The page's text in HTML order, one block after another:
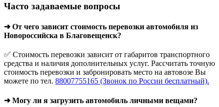
Часто задаваемые вопросы
➜ От чего зависит стоимость перевозки автомобиля из
Новороссийска в Благовещенск?
✅ Стоимость перевозки зависит от габаритов транспортного
средства и наличия дополнительных услуг. Рассчитать точную
стоимость перевозки и забронировать место на автовозе Вы
можете по тел. 88007755165 (Звонок по России бесплатный).
➜ Могу ли я загрузить автомобиль личными вещами?